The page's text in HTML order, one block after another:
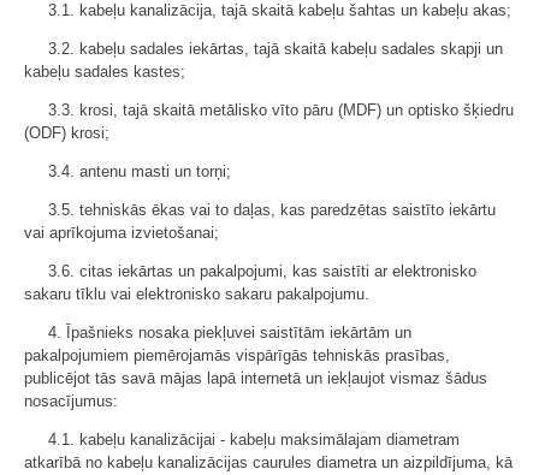
3.1. kabeļu kanalizācija, tajā skaitā kabeļu šahtas un kabeļu akas;
3.2. kabeļu sadales iekārtas, tajā skaitā kabeļu sadales skapji un
kabeļu sadales kastes;
3.3. krosi, tajā skaitā metālisko vīto pāru (MDF) un optisko šķiedru
(ODF) krosi;
3.4. antenu masti un torņi;
3.5. tehniskās ēkas vai to daļas, kas paredzētas saistīto iekārtu
vai aprīkojuma izvietošanai;
3.6. citas iekārtas un pakalpojumi, kas saistīti ar elektronisko
sakaru tīklu vai elektronisko sakaru pakalpojumu.
4. Īpašnieks nosaka piekļuvei saistītām iekārtām un
pakalpojumiem piemērojamās vispārīgās tehniskās prasības,
publicējot tās savā mājas lapā internetā un iekļaujot vismaz šādus
nosacījumus:
4.1. kabeļu kanalizācijai - kabeļu maksimālajam diametram
atkarībā no kabeļu kanalizācijas caurules diametra un aizpildījuma, kā